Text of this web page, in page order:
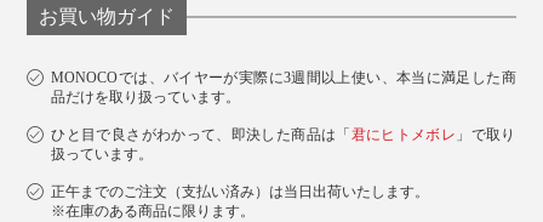
お買い物ガイド
MONOCOでは、バイヤーが実際に3週間以上使い、本当に満足した商
品だけを取り扱っています。
ひと目で良さがわかって、即決した商品は「 君にヒトメボレ 」で取り
扱っています。
正午までのご注文（支払い済み）は当日出荷いたします。
※在庫のある商品に限ります。